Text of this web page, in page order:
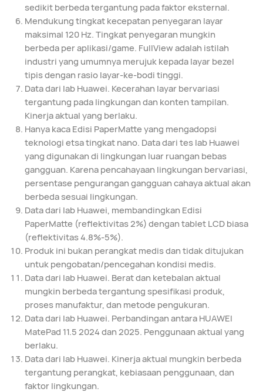
sedikit berbeda tergantung pada faktor eksternal.
Mendukung tingkat kecepatan penyegaran layar
maksimal 120 Hz. Tingkat penyegaran mungkin
berbeda per aplikasi/game. FullView adalah istilah
industri yang umumnya merujuk kepada layar bezel
tipis dengan rasio layar-ke-bodi tinggi.
Data dari lab Huawei. Kecerahan layar bervariasi
tergantung pada lingkungan dan konten tampilan.
Kinerja aktual yang berlaku.
Hanya kaca Edisi PaperMatte yang mengadopsi
teknologi etsa tingkat nano. Data dari tes lab Huawei
yang digunakan di lingkungan luar ruangan bebas
gangguan. Karena pencahayaan lingkungan bervariasi,
persentase pengurangan gangguan cahaya aktual akan
berbeda sesuai lingkungan.
Data dari lab Huawei, membandingkan Edisi
PaperMatte (reflektivitas 2%) dengan tablet LCD biasa
(reflektivitas 4.8%-5%).
Produk ini bukan perangkat medis dan tidak ditujukan
untuk pengobatan/pencegahan kondisi medis.
Data dari lab Huawei. Berat dan ketebalan aktual
mungkin berbeda tergantung spesifikasi produk,
proses manufaktur, dan metode pengukuran.
Data dari lab Huawei. Perbandingan antara HUAWEI
MatePad 11.5 2024 dan 2025. Penggunaan aktual yang
berlaku.
Data dari lab Huawei. Kinerja aktual mungkin berbeda
tergantung perangkat, kebiasaan penggunaan, dan
faktor lingkungan.